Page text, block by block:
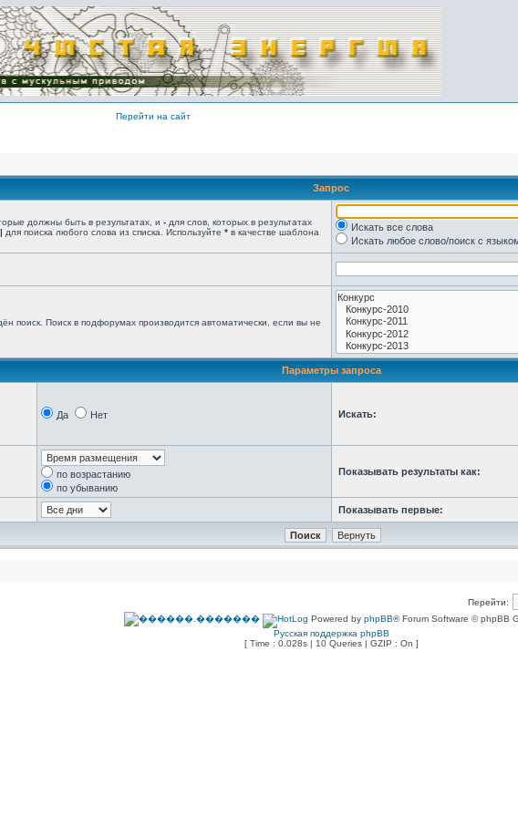
Перейти на сайт
Запрос
должны быть в результатах, и - для слов, которых в результатах
| для поиска любого слова из списка. Используйте * в качестве шаблона
Искать все слова
Искать любое слово/поиск с
поиск. Поиск в подфорумах производится автоматически, если вы не
Параметры запроса
Да Нет Искать:
по возрастанию
по убыванию
Показывать результаты как:
Показывать первые:
Перейти:
Powered by phpBB® Forum Software © phpBB
Русская поддержка phpBB
[ Time : 0.028s | 10 Queries | GZIP : On ]